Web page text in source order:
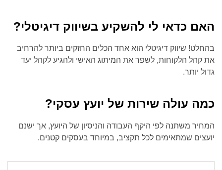
האם כדאי לי להשקיע בשיווק דיגיטלי?
בהחלט! שיווק דיגיטלי הוא אחד הכלים החזקים ביותר להרחיב
את קהל הלקוחות, לשפר את המיתוג האישי ולהגיע לקהל יעד
גדול יותר.
כמה עולה שירות של יועץ עסקי?
המחיר משתנה לפי היקף העבודה והניסיון של היועץ, אך ישנם
יועצים שמתאימים לכל תקציב, במיוחד בעסקים קטנים.